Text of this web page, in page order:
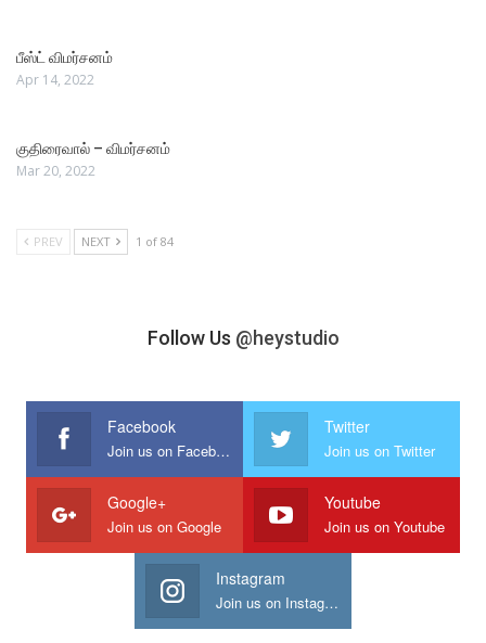
பீஸ்ட் விமர்சனம்
Apr 14, 2022
குதிரைவால் – விமர்சனம்
Mar 20, 2022
PREV NEXT 1 of 84
Follow Us @heystudio
Facebook
Join us on Facebook
Twitter
Join us on Twitter
Google+
Join us on Google
Youtube
Join us on Youtube
Instagram
Join us on Instagram